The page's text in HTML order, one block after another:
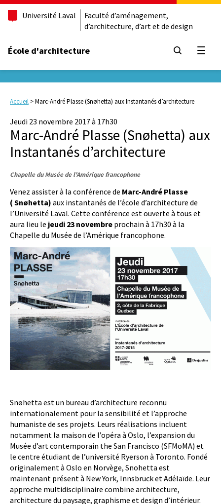
Université Laval
Faculté d’aménagement,
d’architecture, d’art et de design
École d'architecture
Accueil >Marc-André Plasse (Snøhetta) aux Instantanés d’architecture
Jeudi 23 novembre 2017 à 17h30
Marc-André Plasse (Snøhetta) aux
Instantanés d’architecture
Chapelle du Musée de l'Amérique francophone
Venez assister à la conférence de Marc-André Plasse
( Snøhetta) aux instantanés de l’école d’architecture de
l’Université Laval. Cette conférence est ouverte à tous et
aura lieu le jeudi 23 novembre prochain à 17h30 à la
Chapelle du Musée de l’Amérique francophone.
Snøhetta est un bureau d’architecture reconnu
internationalement pour la sensibilité et l’approche
humaniste de ses projets. Leurs réalisations incluent
notamment la maison de l’opéra à Oslo, l’expansion du
Musée d’art contemporain the San Francisco (SFMoMA) et
le centre étudiant de l’université Ryerson à Toronto. Fondé
originalement à Oslo en Norvège, Snohetta est
maintenant présent à New York, Innsbruck et Adélaïde. Leur
approche multidisciplinaire combine architecture,
architecture du paysage, graphisme et design d’intérieur.